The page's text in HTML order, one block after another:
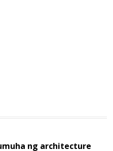
ng architecture